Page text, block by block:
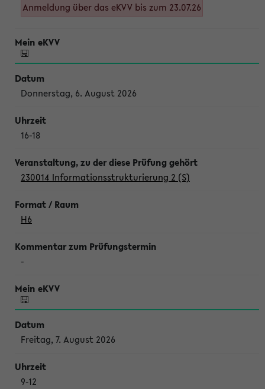
Anmeldung über das eKVV bis zum 23.07.26
Donnerstag, 6. August 2026
16-18
230014 Informationsstrukturierung 2 (S)
H6
-
Freitag, 7. August 2026
9-12